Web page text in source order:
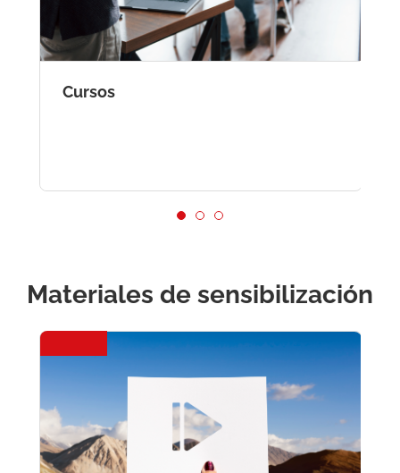
Cursos
Materiales de sensibilización